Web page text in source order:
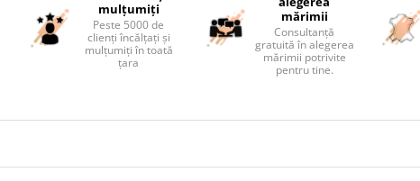
mulțumiți
Peste 5000 de
clienți încălțați și
mulțumiți în toată
țara
mărimii
Consultanță
gratuită în alegerea
mărimii potrivite
pentru tine.